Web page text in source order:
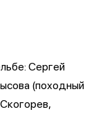
Сергей
(походный